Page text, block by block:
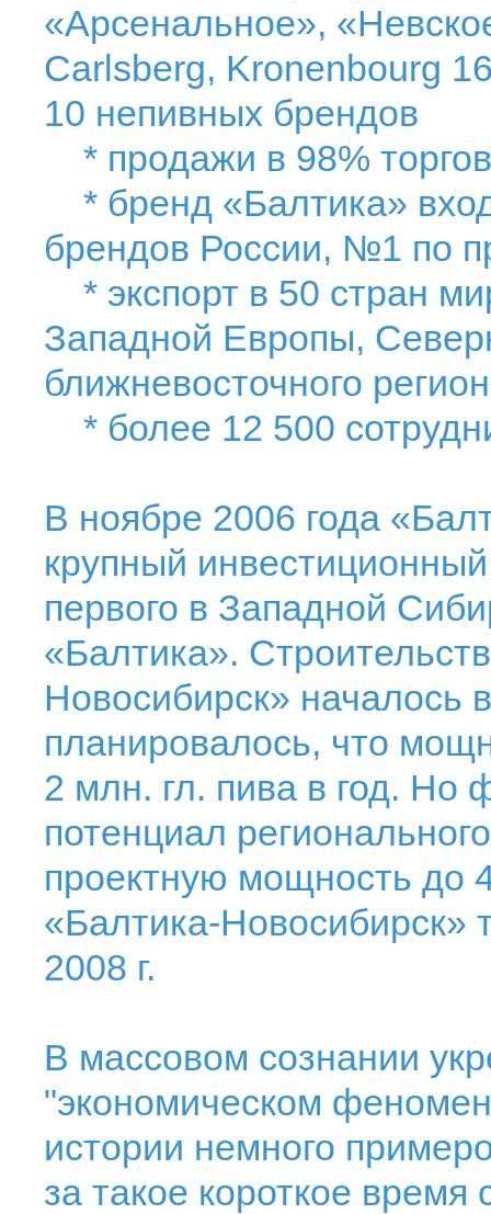
«Арсенальное»,
Carlsberg, Kronenbourg
10 непивных брендов
* продажи в 98%
* бренд «Балтика»
брендов России, №1 по
* экспорт в 50 стран
Западной Европы,
ближневосточного
* более 12 500
В ноябре 2006 года
крупный
первого в Западной
«Балтика».
Новосибирск» началось
планировалось, что
2 млн. гл. пива в год. Но
потенциал
проектную мощность до
«Балтика-Новосибирск»
2008 г.
В массовом сознании
"экономическом
истории немного
за такое короткое